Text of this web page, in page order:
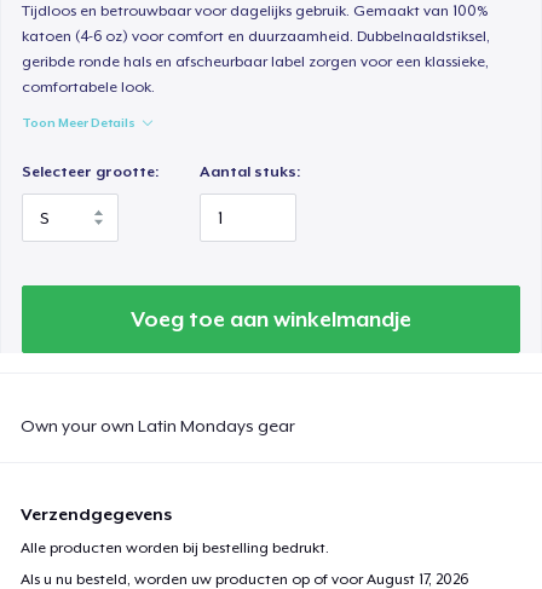
Tijdloos en betrouwbaar voor dagelijks gebruik. Gemaakt van 100%
katoen (4-6 oz) voor comfort en duurzaamheid. Dubbelnaaldstiksel,
geribde ronde hals en afscheurbaar label zorgen voor een klassieke,
comfortabele look.
Toon Meer Details
Selecteer grootte: Aantal stuks:
Voeg toe aan winkelmandje
Own your own Latin Mondays gear
Verzendgegevens
Alle producten worden bij bestelling bedrukt.
Als u nu besteld, worden uw producten op of voorAugust 17, 2026